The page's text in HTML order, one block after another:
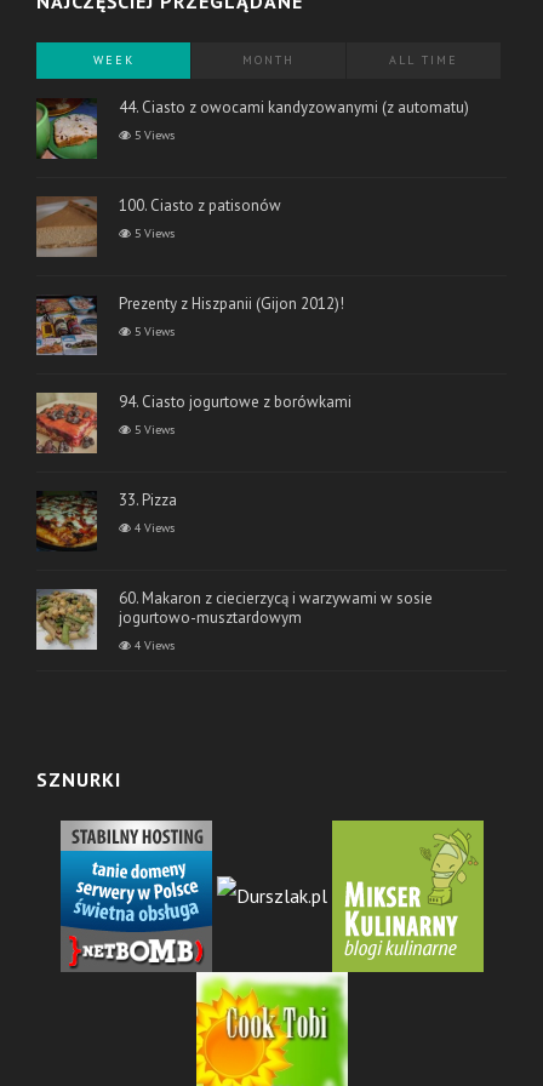
WEEK MONTH ALL TIME
44. Ciasto z owocami kandyzowanymi (z automatu)
5 Views
100. Ciasto z patisonów
5 Views
Prezenty z Hiszpanii (Gijon 2012)!
5 Views
94. Ciasto jogurtowe z borówkami
5 Views
33. Pizza
4 Views
60. Makaron z ciecierzycą i warzywami w sosie
jogurtowo-musztardowym
4 Views
SZNURKI